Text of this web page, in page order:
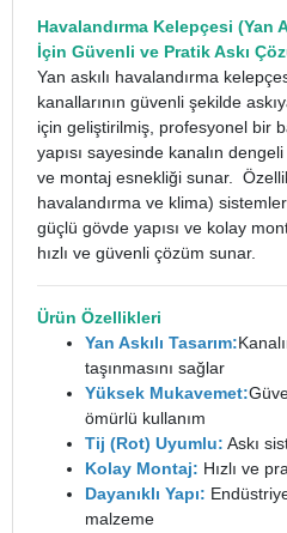
Havalandırma Kelepçesi (Yan
İçin Güvenli ve Pratik Askı
Yan askılı havalandırma
kanallarının güvenli şekilde
için geliştirilmiş, profesyonel bir
yapısı sayesinde kanalın
ve montaj esnekliği sunar.
havalandırma ve klima)
güçlü gövde yapısı ve kolay
hızlı ve güvenli çözüm sunar.
Ürün Özellikleri
Yan Askılı Tasarım:
taşınmasını sağlar
Yüksek Mukavemet:
ömürlü kullanım
Tij (Rot) Uyumlu: Askı
Kolay Montaj: Hızlı ve
Dayanıklı Yapı:
malzeme